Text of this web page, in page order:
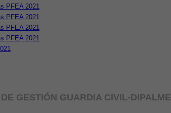
PFEA 2021
PFEA 2021
PFEA 2021
PFEA 2021
GESTIÓN GUARDIA CIVIL-DIPALME